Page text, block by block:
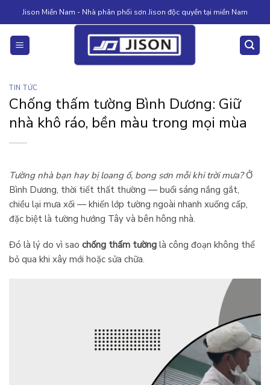
to
content
Jison Miền Nam - Nhà phân phối sơn Jison độc quyền tại miền Nam
TIN TỨC
Chống thấm tường Bình Dương: Giữ
nhà khô ráo, bền màu trong mọi mùa
Tường nhà bạn hay bị loang ố, bong sơn mỗi khi trời mưa?Ở
Bình Dương, thời tiết thất thường — buổi sáng nắng gắt,
chiều lại mưa xối — khiến lớp tường ngoài nhanh xuống cấp,
đặc biệt là tường hướng Tây và bên hông nhà.
Đó là lý do vì sao chống thấm tường là công đoạn không thể
bỏ qua khi xây mới hoặc sửa chữa.